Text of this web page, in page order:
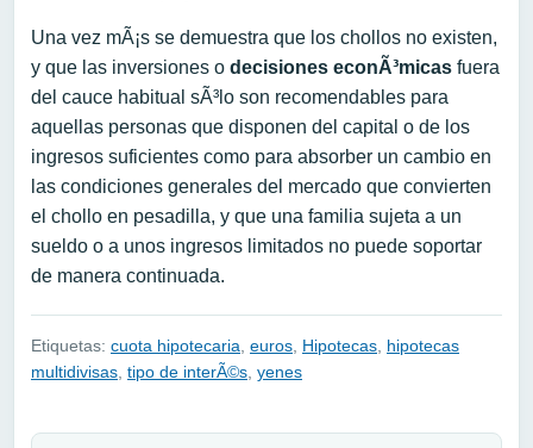
Una vez mÃ¡s se demuestra que los chollos no existen,
y que las inversiones o decisiones econÃ³micas fuera
del cauce habitual sÃ³lo son recomendables para
aquellas personas que disponen del capital o de los
ingresos suficientes como para absorber un cambio en
las condiciones generales del mercado que convierten
el chollo en pesadilla, y que una familia sujeta a un
sueldo o a unos ingresos limitados no puede soportar
de manera continuada.
Etiquetas: cuota hipotecaria euros Hipotecas hipotecas
multidivisas tipo de interÃ©s yenes